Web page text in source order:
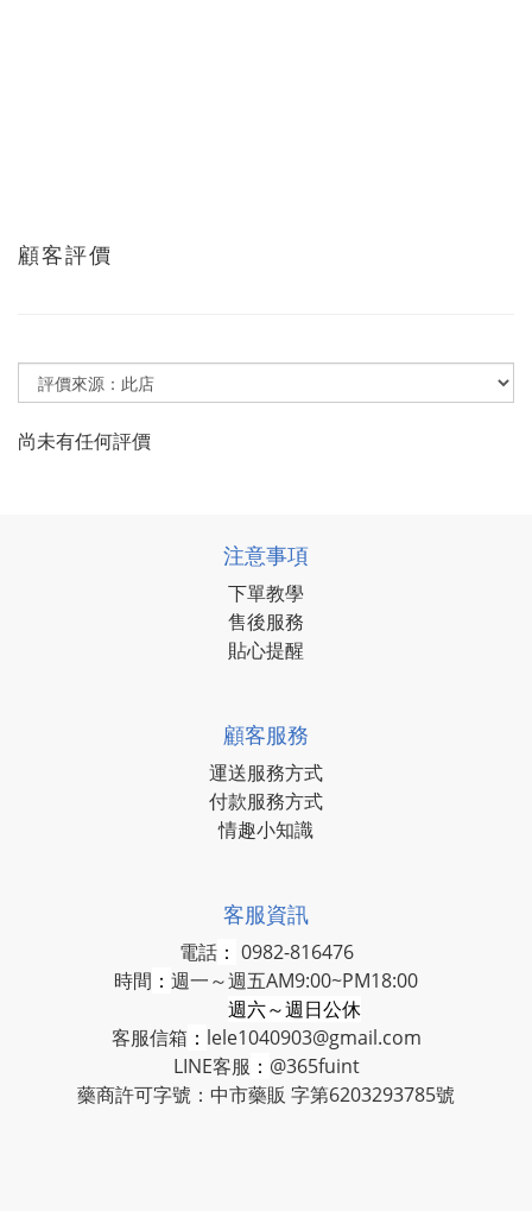
顧客評價
尚未有任何評價
注意事項
下單教學
售後服務
貼心提醒
顧客服務
運送服務方式
付款服務方式
情趣小知識
客服資訊
電話： 0982-816476
時間 ： 週一～週五AM9:00~PM18:00
週六～週日公休
客服信箱 ： lele1040903@gmail.com
LINE客服 ： @365fuint
藥商許可字號：中市藥販 字第6203293785號